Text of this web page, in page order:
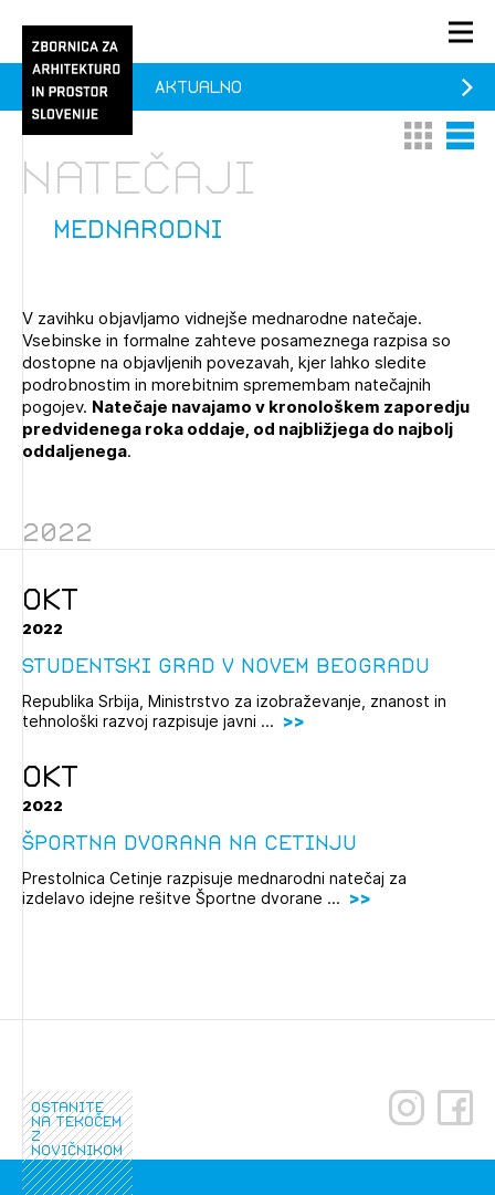
PRIJAVA
KONTAKT
Praksa
O ZAPS
1/1
Pozdravljeni
Prijavite se s svojim ZAPS uporabniškim imenom in geslom.
POZABLJENO GESLO
REGISTRIRAJTE SE
Thumbnail
List
mednarodni
natečaji
V zavihku objavljamo vidnejše mednarodne natečaje.
Vsebinske in formalne zahteve posameznega razpisa so
dostopne na objavljenih povezavah, kjer lahko sledite
podrobnostim in morebitnim spremembam natečajnih
pogojev. Natečaje navajamo v kronološkem zaporedju
predvidenega roka oddaje, od najbližjega do najbolj
oddaljenega.
Aktualno
2022
OKT
2022
Studentski grad v Novem Beogradu
Republika Srbija, Ministrstvo za izobraževanje, znanost in
tehnološki razvoj razpisuje javni ...
OKT
2022
Športna dvorana na Cetinju
Prestolnica Cetinje razpisuje mednarodni natečaj za
izdelavo idejne rešitve Športne dvorane ...
ostanite
na tekočem
z
novičnikom
1/2
Prijava na novičnik
Ostanite na tekočem z novicami in se naročite na
Novičnike. Označite svojo izbiro.
Novičnike vam bomo pošiljali na vaš elektronski naslov.
Mesečni novičnik
Tedenski novičnik javnih naročil
Dnevne medijske objave
NAPREJ